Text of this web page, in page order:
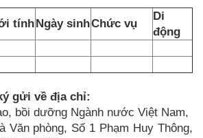
tínhNgày sinhChức vụ
Di
động
gửi về địa chỉ:
bồi dưỡng Ngành nước Việt Nam,
Văn phòng, Số 1 Phạm Huy Thông,